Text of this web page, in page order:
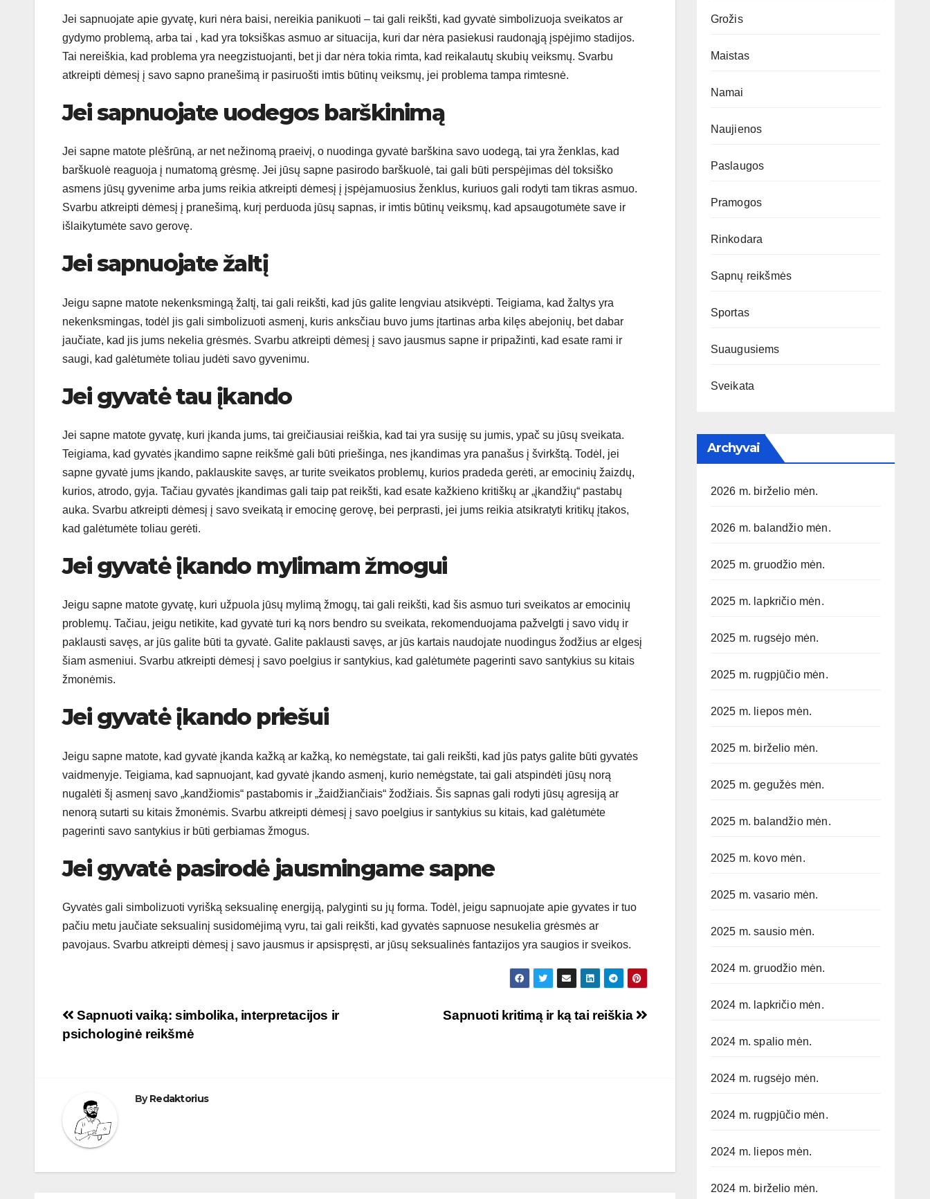
Jei sapnuojate apie gyvatę, kuri nėra baisi, nereikia panikuoti – tai gali reikšti, kad gyvatė simbolizuoja sveikatos ar
gydymo problemą, arba tai , kad yra toksiškas asmuo ar situacija, kuri dar nėra pasiekusi raudonąją įspėjimo stadijos.
Tai nereiškia, kad problema yra neegzistuojanti, bet ji dar nėra tokia rimta, kad reikalautų skubių veiksmų. Svarbu
atkreipti dėmesį į savo sapno pranešimą ir pasiruošti imtis būtinų veiksmų, jei problema tampa rimtesnė.
Jei sapnuojate uodegos barškinimą
Jei sapne matote plėšrūną, ar net nežinomą praeivį, o nuodinga gyvatė barškina savo uodegą, tai yra ženklas, kad
barškuolė reaguoja į numatomą grėsmę. Jei jūsų sapne pasirodo barškuolė, tai gali būti perspėjimas dėl toksiško
asmens jūsų gyvenime arba jums reikia atkreipti dėmesį į įspėjamuosius ženklus, kuriuos gali rodyti tam tikras asmuo.
Svarbu atkreipti dėmesį į pranešimą, kurį perduoda jūsų sapnas, ir imtis būtinų veiksmų, kad apsaugotumėte save ir
išlaikytumėte savo gerovę.
Jei sapnuojate žaltį
Jeigu sapne matote nekenksmingą žaltį, tai gali reikšti, kad jūs galite lengviau atsikvėpti. Teigiama, kad žaltys yra
nekenksmingas, todėl jis gali simbolizuoti asmenį, kuris anksčiau buvo jums įtartinas arba kilęs abejonių, bet dabar
jaučiate, kad jis jums nekelia grėsmės. Svarbu atkreipti dėmesį į savo jausmus sapne ir pripažinti, kad esate rami ir
saugi, kad galėtumėte toliau judėti savo gyvenimu.
Jei gyvatė tau įkando
Jei sapne matote gyvatę, kuri įkanda jums, tai greičiausiai reiškia, kad tai yra susiję su jumis, ypač su jūsų sveikata.
Teigiama, kad gyvatės įkandimo sapne reikšmė gali būti priešinga, nes įkandimas yra panašus į švirkštą. Todėl, jei
sapne gyvatė jums įkando, paklauskite savęs, ar turite sveikatos problemų, kurios pradeda gerėti, ar emocinių žaizdų,
kurios, atrodo, gyja. Tačiau gyvatės įkandimas gali taip pat reikšti, kad esate kažkieno kritiškų ar „įkandžių“ pastabų
auka. Svarbu atkreipti dėmesį į savo sveikatą ir emocinę gerovę, bei perprasti, jei jums reikia atsikratyti kritikų įtakos,
kad galėtumėte toliau gerėti.
Jei gyvatė įkando mylimam žmogui
Jeigu sapne matote gyvatę, kuri užpuola jūsų mylimą žmogų, tai gali reikšti, kad šis asmuo turi sveikatos ar emocinių
problemų. Tačiau, jeigu netikite, kad gyvatė turi ką nors bendro su sveikata, rekomenduojama pažvelgti į savo vidų ir
paklausti savęs, ar jūs galite būti ta gyvatė. Galite paklausti savęs, ar jūs kartais naudojate nuodingus žodžius ar elgesį
šiam asmeniui. Svarbu atkreipti dėmesį į savo poelgius ir santykius, kad galėtumėte pagerinti savo santykius su kitais
žmonėmis.
Jei gyvatė įkando priešui
Jeigu sapne matote, kad gyvatė įkanda kažką ar kažką, ko nemėgstate, tai gali reikšti, kad jūs patys galite būti gyvatės
vaidmenyje. Teigiama, kad sapnuojant, kad gyvatė įkando asmenį, kurio nemėgstate, tai gali atspindėti jūsų norą
nugalėti šį asmenį savo „kandžiomis“ pastabomis ir „žaidžiančiais“ žodžiais. Šis sapnas gali rodyti jūsų agresiją ar
nenorą sutarti su kitais žmonėmis. Svarbu atkreipti dėmesį į savo poelgius ir santykius su kitais, kad galėtumėte
pagerinti savo santykius ir būti gerbiamas žmogus.
Jei gyvatė pasirodė jausmingame sapne
Gyvatės gali simbolizuoti vyrišką seksualinę energiją, palyginti su jų forma. Todėl, jeigu sapnuojate apie gyvates ir tuo
pačiu metu jaučiate seksualinį susidomėjimą vyru, tai gali reikšti, kad gyvatės sapnuose nesukelia grėsmės ar
pavojaus. Svarbu atkreipti dėmesį į savo jausmus ir apsispręsti, ar jūsų seksualinės fantazijos yra saugios ir sveikos.
Navigacija
tarp
Sapnuoti kritimą ir ką tai reiškia
Sapnuoti vaiką: simbolika, interpretacijos ir
psichologinė reikšmė
ByRedaktorius
Grožis
Maistas
Namai
Naujienos
Paslaugos
Pramogos
Rinkodara
Sapnų reikšmės
Sportas
Suaugusiems
Sveikata
Archyvai
2026 m. birželio mėn.
2026 m. balandžio mėn.
2025 m. gruodžio mėn.
2025 m. lapkričio mėn.
2025 m. rugsėjo mėn.
2025 m. rugpjūčio mėn.
2025 m. liepos mėn.
2025 m. birželio mėn.
2025 m. gegužės mėn.
2025 m. balandžio mėn.
2025 m. kovo mėn.
2025 m. vasario mėn.
2025 m. sausio mėn.
2024 m. gruodžio mėn.
2024 m. lapkričio mėn.
2024 m. spalio mėn.
2024 m. rugsėjo mėn.
2024 m. rugpjūčio mėn.
2024 m. liepos mėn.
2024 m. birželio mėn.